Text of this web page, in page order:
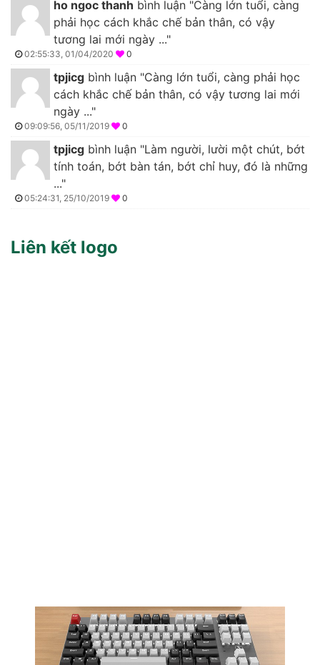
ho ngoc thanh bình luận "Càng lớn tuổi, càng
phải học cách khắc chế bản thân, có vậy
tương lai mới ngày ..."
02:55:33, 01/04/2020 0
tpjicg bình luận "Càng lớn tuổi, càng phải học
cách khắc chế bản thân, có vậy tương lai mới
ngày ..."
09:09:56, 05/11/2019 0
tpjicg bình luận "Làm người, lười một chút, bớt
tính toán, bớt bàn tán, bớt chỉ huy, đó là những
..."
05:24:31, 25/10/2019 0
Liên kết logo